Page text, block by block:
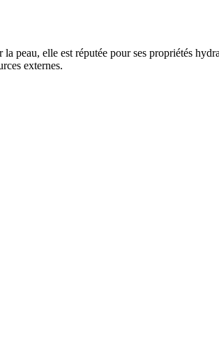
peau, elle est réputée pour ses propriétés
externes.